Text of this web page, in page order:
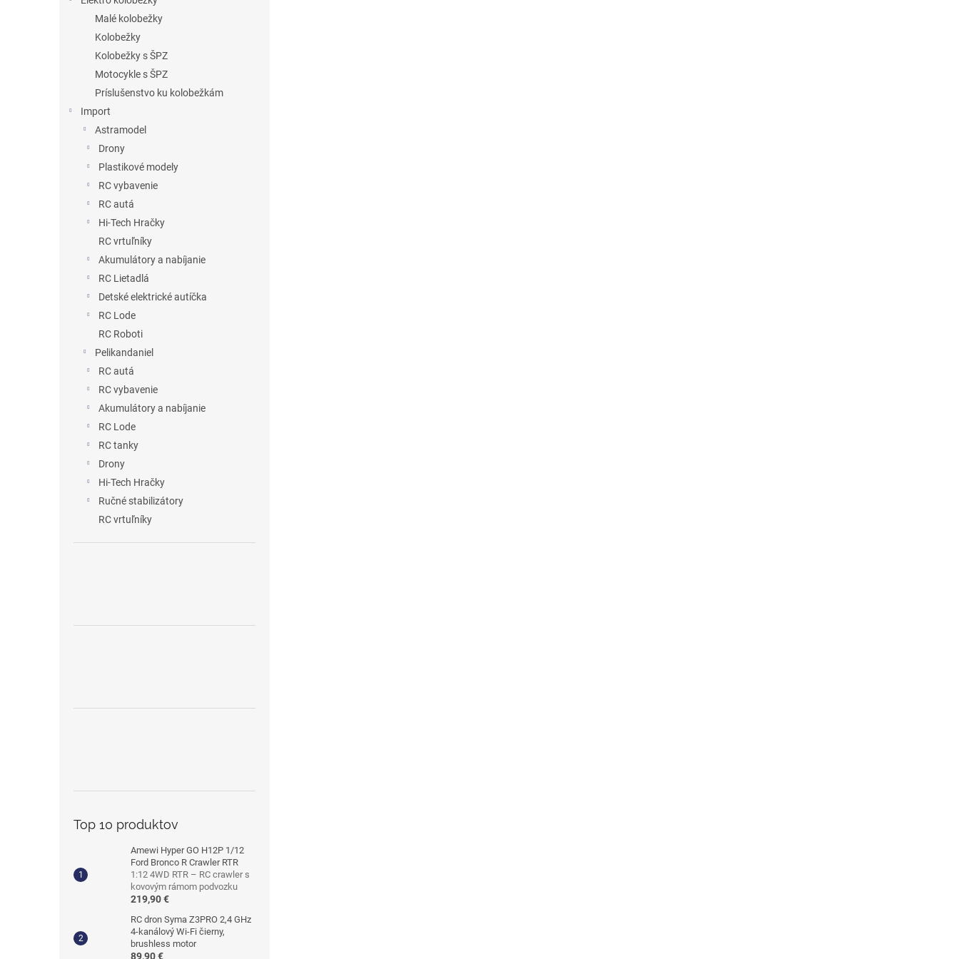
Malé kolobežky
Kolobežky
Kolobežky s ŠPZ
Motocykle s ŠPZ
Príslušenstvo ku kolobežkám
Import
Astramodel
Drony
Plastikové modely
RC vybavenie
RC autá
Hi-Tech Hračky
RC vrtuľníky
Akumulátory a nabíjanie
RC Lietadlá
Detské elektrické autíčka
RC Lode
RC Roboti
Pelikandaniel
RC autá
RC vybavenie
Akumulátory a nabíjanie
RC Lode
RC tanky
Drony
Hi-Tech Hračky
Ručné stabilizátory
RC vrtuľníky
Top 10 produktov
Amewi Hyper GO H12P 1/12
Ford Bronco R Crawler RTR
1:12 4WD RTR – RC crawler s
kovovým rámom podvozku
219,90 €
RC dron Syma Z3PRO 2,4 GHz
4-kanálový Wi-Fi čierny,
brushless motor
89,90 €